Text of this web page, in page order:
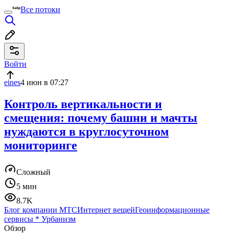
Все потоки
Войти
eines4 июн в 07:27
Контроль вертикальности и
смещения: почему башни и мачты
нуждаются в круглосуточном
мониторинге
Сложный
5 мин
8.7K
Блог компании МТСИнтернет вещейГеоинформационные
сервисы * Урбанизм
Обзор